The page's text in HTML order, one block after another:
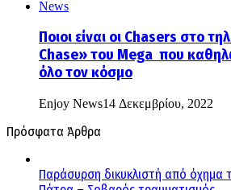
Ποιοι είναι οι Chasers στο
Chase» του Mega που
όλο τον κόσμο
Enjoy News14 Δεκεμβρίου, 2022
Πρόσφατα Άρθρα
Παράσυρση δικυκλιστή από όχημα